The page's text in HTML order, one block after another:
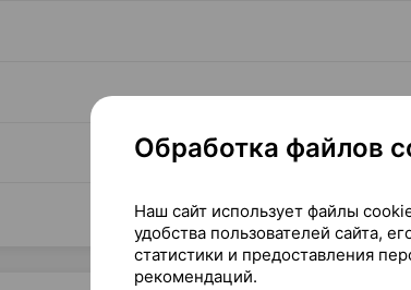
Читать полностью
Обработка файлов
Наш сайт использует файлы
удобства пользователей сайта,
статистики и предоставления
рекомендаций.